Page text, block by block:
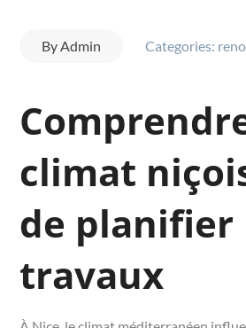
ByAdmin Categories:
climat
de planifier
travaux